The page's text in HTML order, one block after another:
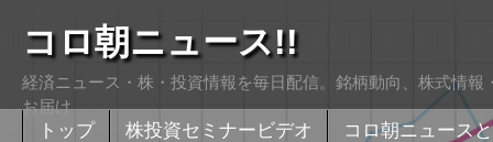
コロ朝ニュース!!
経済ニュース・株・投資情報を毎日配信。銘柄動向、株式情
お届け
トップ 株投資セミナービデオ
コロ朝ニュース